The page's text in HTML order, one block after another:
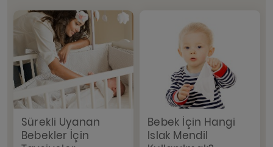
Sürekli Uyanan
Bebekler İçin
Bebek İçin Hangi
Islak Mendil